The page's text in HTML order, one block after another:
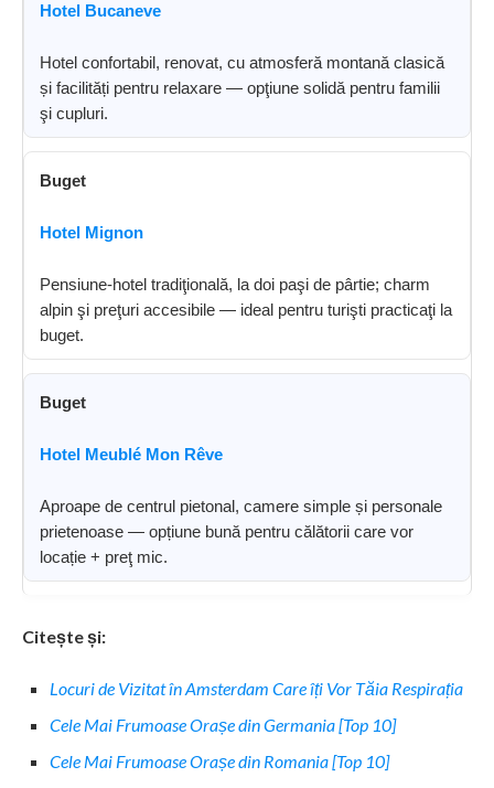
Hotel Bucaneve
Hotel confortabil, renovat, cu atmosferă montană clasică
și facilități pentru relaxare — opţiune solidă pentru familii
şi cupluri.
Buget
Hotel Mignon
Pensiune-hotel tradiţională, la doi paşi de pârtie; charm
alpin şi preţuri accesibile — ideal pentru turişti practicaţi la
buget.
Buget
Hotel Meublé Mon Rêve
Aproape de centrul pietonal, camere simple și personale
prietenoase — opțiune bună pentru călătorii care vor
locație + preţ mic.
Citește și:
Locuri de Vizitat în Amsterdam Care îți Vor Tăia Respirația
Cele Mai Frumoase Orașe din Germania [Top 10]
Cele Mai Frumoase Orașe din Romania [Top 10]